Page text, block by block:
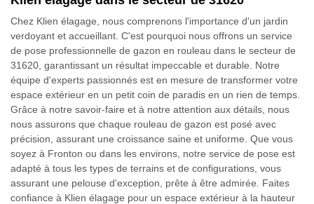
Chez Klien élagage, nous comprenons l'importance d'un jardin
verdoyant et accueillant. C'est pourquoi nous offrons un service
de pose professionnelle de gazon en rouleau dans le secteur de
31620, garantissant un résultat impeccable et durable. Notre
équipe d'experts passionnés est en mesure de transformer votre
espace extérieur en un petit coin de paradis en un rien de temps.
Grâce à notre savoir-faire et à notre attention aux détails, nous
nous assurons que chaque rouleau de gazon est posé avec
précision, assurant une croissance saine et uniforme. Que vous
soyez à Fronton ou dans les environs, notre service de pose est
adapté à tous les types de terrains et de configurations, vous
assurant une pelouse d'exception, prête à être admirée. Faites
confiance à Klien élagage pour un espace extérieur à la hauteur